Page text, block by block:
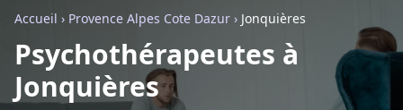
Accueil › Provence Alpes Cote Dazur › Jonquières
Psychothérapeutes à
Jonquières